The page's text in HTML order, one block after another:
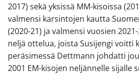
2017) sekä yksissä MM-kisoissa
valmensi karsintojen kautta
(2020-21) ja valmensi vuosien
neljä ottelua, joista Susijengi voitti
peräsimessä Dettmann johdatti
2001 EM-kisojen neljännelle sijalle